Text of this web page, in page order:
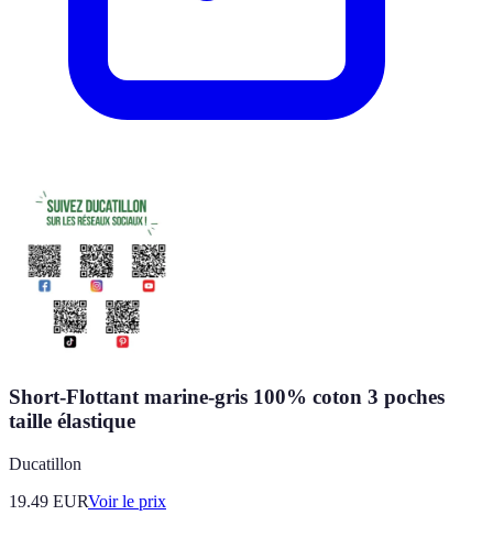
Short-Flottant marine-gris 100% coton 3 poches
taille élastique
Ducatillon
19.49 EURVoir le prix